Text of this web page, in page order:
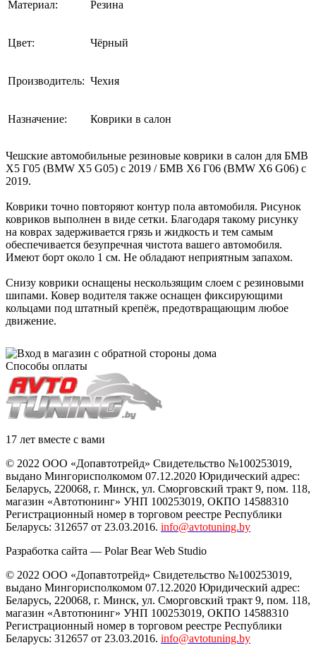
Материал: Резина
Цвет: Чёрный
Производитель: Чехия
Назначение: Коврики в салон
Чешские автомобильные резиновые коврики в салон для БМВ
Х5 Г05 (BMW X5 G05) с 2019 / БМВ Х6 Г06 (BMW X6 G06) с
2019.
Коврики точно повторяют контур пола автомобиля. Рисунок
ковриков выполнен в виде сетки. Благодаря такому рисунку
на коврах задерживается грязь и жидкость и тем самым
обеспечивается безупречная чистота вашего автомобиля.
Имеют борт около 1 см. Не обладают неприятным запахом.
Снизу коврики оснащены нескользящим слоем с резиновыми
шипами. Ковер водителя также оснащен фиксирующими
кольцами под штатный крепёж, предотвращающим любое
движение.
Способы оплаты
17 лет вместе с вами
© 2022 ООО «Допавтотрейд» Свидетельство №100253019,
выдано Мингорисполкомом 07.12.2020 Юридический адрес:
Беларусь, 220068, г. Минск, ул. Сморговский тракт 9, пом. 118,
магазин «Автотюнинг» УНП 100253019, ОКПО 14588310
Регистрационный номер в торговом реестре Республики
Беларусь: 312657 от 23.03.2016. info@avtotuning.by
Разработка сайта — Polar Bear Web Studio
© 2022 ООО «Допавтотрейд» Свидетельство №100253019,
выдано Мингорисполкомом 07.12.2020 Юридический адрес:
Беларусь, 220068, г. Минск, ул. Сморговский тракт 9, пом. 118,
магазин «Автотюнинг» УНП 100253019, ОКПО 14588310
Регистрационный номер в торговом реестре Республики
Беларусь: 312657 от 23.03.2016. info@avtotuning.by